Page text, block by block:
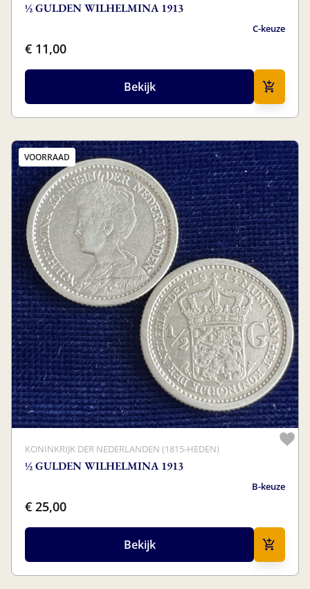
½ GULDEN WILHELMINA 1913
C-keuze
€ 11,00
Bekijk
VOORRAAD
KONINKRIJK DER NEDERLANDEN (1815-HEDEN)
½ GULDEN WILHELMINA 1913
B-keuze
€ 25,00
Bekijk